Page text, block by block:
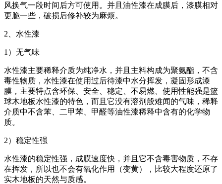
风换气一段时间后方可使用。并且油性漆在成膜后，漆膜相对
更脆一些，破损后修补较为麻烦。
2、水性漆
1）无气味
水性漆主要稀释介质为纯净水，并且主料构成为聚氨酯，不含
毒性物质，水性漆在使用过后待漆中水分挥发，凝固形成漆
膜，主要特点含环保、安全、稳定、不易燃、使用性能强是篮
球木地板水性漆的特色，而且它没有溶剂般难闻的气味，稀释
介质中不含苯、二甲苯、甲醛等油性漆稀释中含有的化学物
质。
2）稳定性强
水性漆的稳定性强，成膜速度快，并且它不含毒害物质，不存
在挥发，所以也不会有氧化作用（变黄），比较大程度还原了
实木地板的天然与质感。